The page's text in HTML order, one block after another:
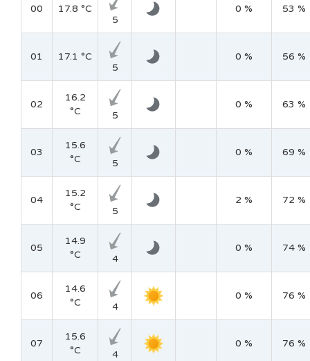
00
17.8 °C
5
0 % 53 %
01
17.1 °C
5
0 % 56 %
02
16.2
°C
5
0 % 63 %
03
15.6
°C
5
0 % 69 %
04
15.2
°C
5
2 % 72 %
05
14.9
°C
4
0 % 74 %
06
14.6
°C
4
0 % 76 %
07
15.6
°C
4
0 % 76 %